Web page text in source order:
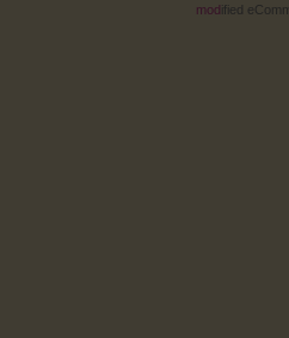
mod ified